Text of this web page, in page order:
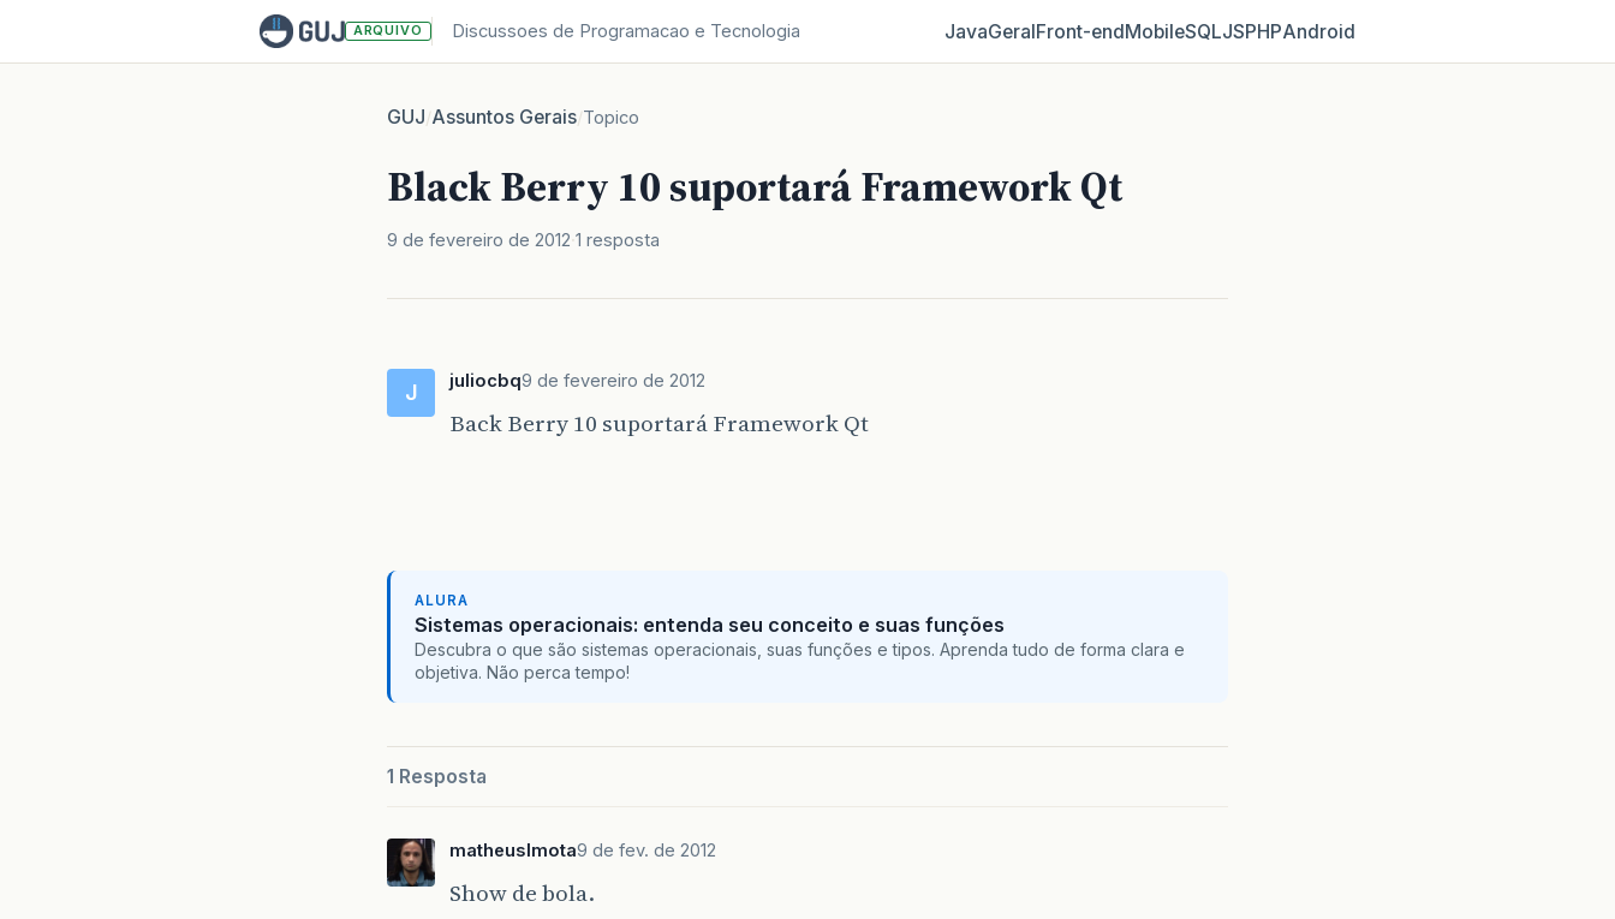
ARQUIVO Discussoes de Programacao e Tecnologia JavaGeralFront‑endMobileSQLJSPHPAndroid
GUJ/Assuntos Gerais/Topico
Black Berry 10 suportará Framework Qt
9 de fevereiro de 2012 1 resposta
J juliocbq9 de fevereiro de 2012
Back Berry 10 suportará Framework Qt
ALURA
Sistemas operacionais: entenda seu conceito e suas funções
Descubra o que são sistemas operacionais, suas funções e tipos. Aprenda tudo de forma clara e
objetiva. Não perca tempo!
1 Resposta
matheuslmota9 de fev. de 2012
Show de bola.